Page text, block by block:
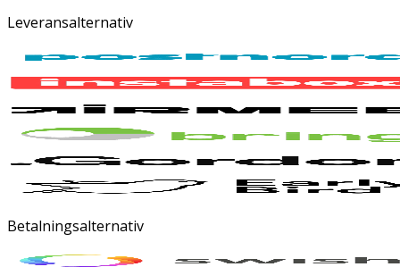
Leveransalternativ
Betalningsalternativ